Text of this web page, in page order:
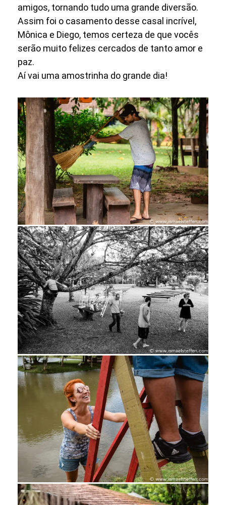
amigos, tornando tudo uma grande diversão.
Assim foi o casamento desse casal incrível,
Mônica e Diego, temos certeza de que vocês
serão muito felizes cercados de tanto amor e
paz.
Aí vai uma amostrinha do grande dia!